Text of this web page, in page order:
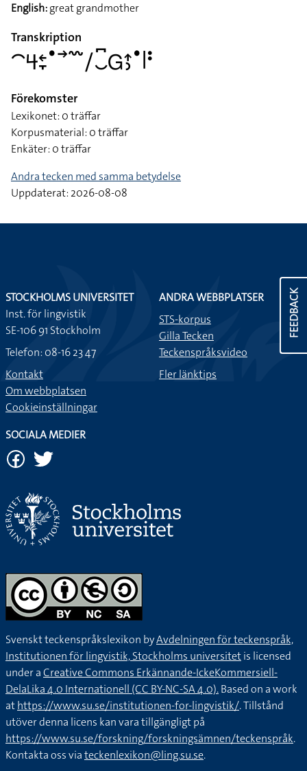
English:great grandmother
Transkription
􌤃􌦪􌥓􌥙􌤟􌥣􌥳􌥠􌤛􌥚􌤦􌤴􌤶􌤟􌥼􌥻
Förekomster
Lexikonet: 0 träffar
Korpusmaterial: 0 träffar
Enkäter: 0 träffar
Andra tecken med samma betydelse
Uppdaterat: 2026-08-08
FEEDBACK
STOCKHOLMS UNIVERSITET
Inst. för lingvistik
SE-106 91 Stockholm
Telefon: 08-16 23 47
Kontakt
Om webbplatsen
Cookieinställningar
ANDRA WEBBPLATSER
STS-korpus
Gilla Tecken
Teckenspråksvideo
Fler länktips
SOCIALA MEDIER
Svenskt teckenspråkslexikon byAvdelningen för teckenspråk,
Institutionen för lingvistik, Stockholms universitetis licensed
under aCreative Commons Erkännande-IckeKommersiell-
DelaLika 4.0 Internationell (CC BY-NC-SA 4.0).Based on a work
athttps://www.su.se/institutionen-for-lingvistik/. Tillstånd
utöver denna licens kan vara tillgängligt på
https://www.su.se/forskning/forskningsämnen/teckenspråk.
Kontakta oss viateckenlexikon@ling.su.se.